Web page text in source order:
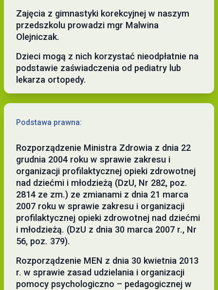
Zajęcia z gimnastyki korekcyjnej w naszym
przedszkolu prowadzi mgr Malwina
Olejniczak.
Dzieci mogą z nich korzystać nieodpłatnie na
podstawie zaświadczenia od pediatry lub
lekarza ortopedy.
Podstawa prawna:
Rozporządzenie Ministra Zdrowia z dnia 22
grudnia 2004 roku w sprawie zakresu i
organizacji profilaktycznej opieki zdrowotnej
nad dziećmi i młodzieżą (DzU, Nr 282, poz.
2814 ze zm.) ze zmianami z dnia 21 marca
2007 roku w sprawie zakresu i organizacji
profilaktycznej opieki zdrowotnej nad dziećmi
i młodzieżą. (DzU z dnia 30 marca 2007 r., Nr
56, poz. 379).
Rozporządzenie MEN z dnia 30 kwietnia 2013
r. w sprawie zasad udzielania i organizacji
pomocy psychologiczno – pedagogicznej w